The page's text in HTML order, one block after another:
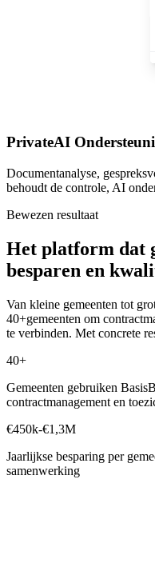
PrivateAI
Documentanalyse,
behoudt de controle, AI
Bewezen resultaat
Het platform dat
besparen en
Van kleine gemeenten tot
40+gemeenten om
te verbinden. Met concrete
40+
Gemeenten gebruiken
contractmanagement en
€450k-€1,3M
Jaarlijkse besparing per
samenwerking